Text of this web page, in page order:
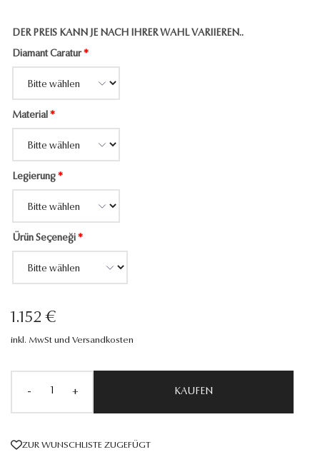
DER PREIS KANN JE NACH IHRER WAHL VARIIEREN..
Diamant Caratur *
Material *
Legierung *
Ürün Seçeneği *
1.152 €
inkl. MwSt und Versandkosten
- + KAUFEN
ZUR WUNSCHLISTE ZUGEFÜGT